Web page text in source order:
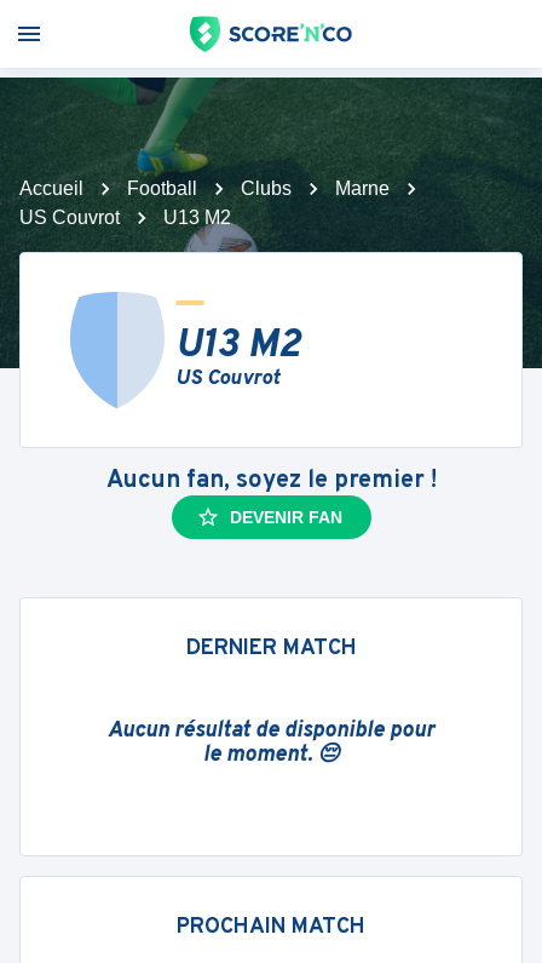
Accueil Football Clubs
Marne
US Couvrot
U13 M2
U13 M2
US Couvrot
Aucun fan, soyez le premier !
DEVENIR FAN
DERNIER MATCH
Aucun résultat de disponible pour
le moment. 😔
PROCHAIN MATCH